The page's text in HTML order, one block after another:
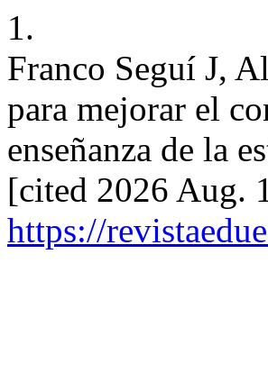
1.
Franco Seguí J,
para mejorar el
enseñanza de la
[cited 2026 Aug.
https://